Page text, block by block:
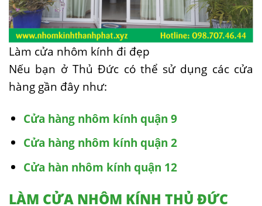
Làm cửa nhôm kính đi đẹp
Nếu bạn ở Thủ Đức có thể sử dụng các cửa
hàng gần đây như:
Cửa hàng nhôm kính quận 9
Cửa hàng nhôm kính quận 2
Cửa hàn nhôm kính quận 12
LÀM CỬA NHÔM KÍNH THỦ ĐỨC